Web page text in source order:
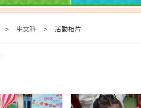
> 中文科 > 活動相片